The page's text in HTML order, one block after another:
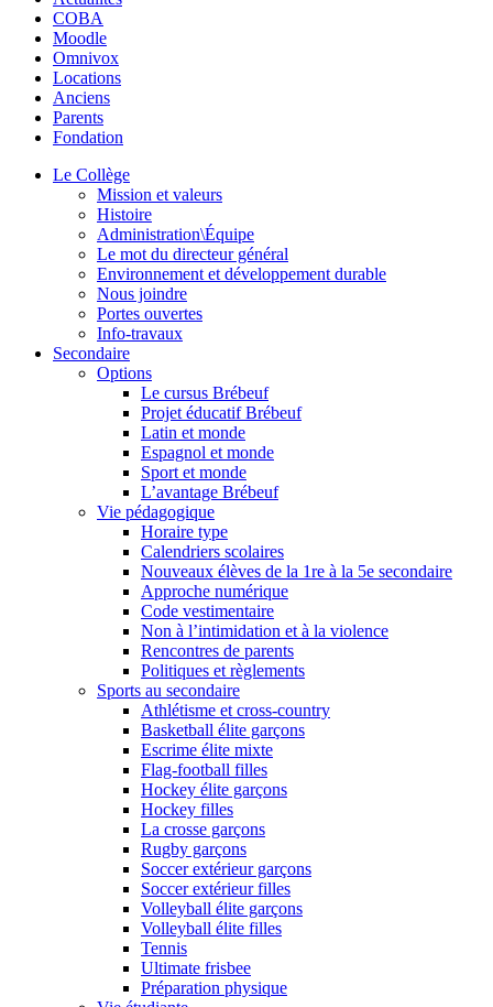
COBA
Moodle
Omnivox
Locations
Anciens
Parents
Fondation
Le Collège
Mission et valeurs
Histoire
Administration\Équipe
Le mot du directeur général
Environnement et développement durable
Nous joindre
Portes ouvertes
Info-travaux
Secondaire
Options
Le cursus Brébeuf
Projet éducatif Brébeuf
Latin et monde
Espagnol et monde
Sport et monde
L’avantage Brébeuf
Vie pédagogique
Horaire type
Calendriers scolaires
Nouveaux élèves de la 1re à la 5e secondaire
Approche numérique
Code vestimentaire
Non à l’intimidation et à la violence
Rencontres de parents
Politiques et règlements
Sports au secondaire
Athlétisme et cross-country
Basketball élite garçons
Escrime élite mixte
Flag-football filles
Hockey élite garçons
Hockey filles
La crosse garçons
Rugby garçons
Soccer extérieur garçons
Soccer extérieur filles
Volleyball élite garçons
Volleyball élite filles
Tennis
Ultimate frisbee
Préparation physique